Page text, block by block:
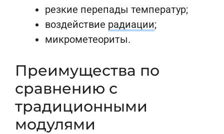
резкие перепады температур;
воздействие радиации;
микрометеориты.
Преимущества по
сравнению с
традиционными
модулями